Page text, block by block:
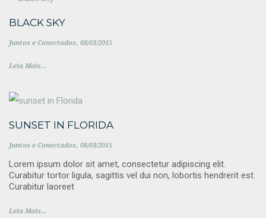
BLACK SKY
Juntos e Conectados 08/03/2015
Leia Mais...
SUNSET IN FLORIDA
Juntos e Conectados 08/03/2015
Lorem ipsum dolor sit amet, consectetur adipiscing elit.
Curabitur tortor ligula, sagittis vel dui non, lobortis hendrerit est.
Curabitur laoreet
Leia Mais...